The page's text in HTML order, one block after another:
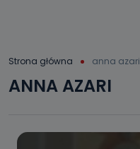
Strona główna anna azari
ANNA AZARI